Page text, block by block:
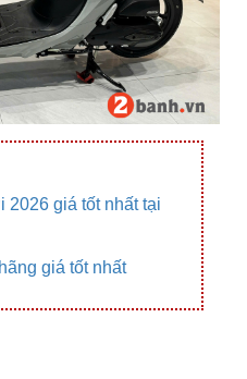
giá tốt nhất tại
giá tốt nhất